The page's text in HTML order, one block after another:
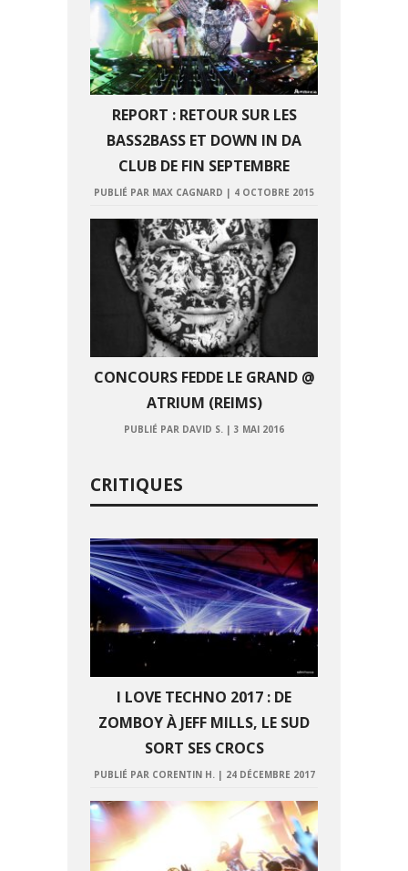
REPORT : RETOUR SUR LES
BASS2BASS ET DOWN IN DA
CLUB DE FIN SEPTEMBRE
PUBLIÉ PAR MAX CAGNARD | 4 OCTOBRE 2015
CONCOURS FEDDE LE GRAND @
ATRIUM (REIMS)
PUBLIÉ PAR DAVID S. | 3 MAI 2016
CRITIQUES
I LOVE TECHNO 2017 : DE
ZOMBOY À JEFF MILLS, LE SUD
SORT SES CROCS
PUBLIÉ PAR CORENTIN H.| 24 DÉCEMBRE 2017